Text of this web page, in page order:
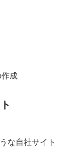
作成
な自社サイト